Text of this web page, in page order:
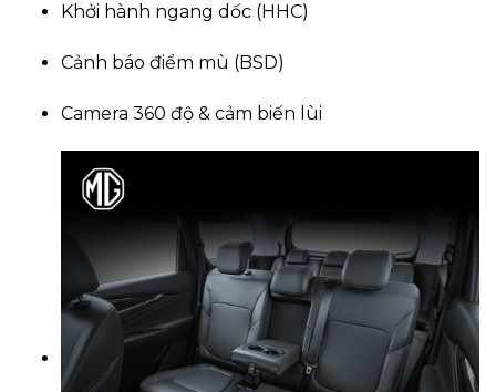
Khởi hành ngang dốc (HHC)
Cảnh báo điểm mù (BSD)
Camera 360 độ & cảm biến lùi